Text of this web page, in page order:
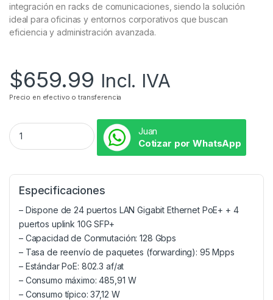
integración en racks de comunicaciones, siendo la solución
ideal para oficinas y entornos corporativos que buscan
eficiencia y administración avanzada.
$659.99 Incl. IVA
Precio en efectivo o transferencia
Juan
Cotizar por WhatsApp
Especificaciones
– Dispone de 24 puertos LAN Gigabit Ethernet PoE+ + 4
puertos uplink 10G SFP+
– Capacidad de Conmutación: 128 Gbps
– Tasa de reenvío de paquetes (forwarding): 95 Mpps
– Estándar PoE: 802.3 af/at
– Consumo máximo: 485,91 W
– Consumo típico: 37,12 W